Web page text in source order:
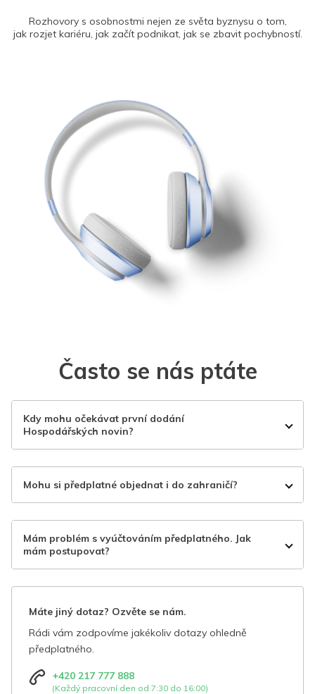
Rozhovory s osobnostmi nejen ze světa byznysu o tom,
jak rozjet kariéru, jak začít podnikat, jak se zbavit pochybností.
Často se nás ptáte
Kdy mohu očekávat první dodání
Hospodářských novin?
Mohu si předplatné objednat i do zahraničí?
Mám problém s vyúčtováním předplatného. Jak
mám postupovat?
Máte jiný dotaz? Ozvěte se nám.
Rádi vám zodpovíme jakékoliv dotazy ohledně
předplatného.
+420 217 777 888
(Každý pracovní den od 7:30 do 16:00)